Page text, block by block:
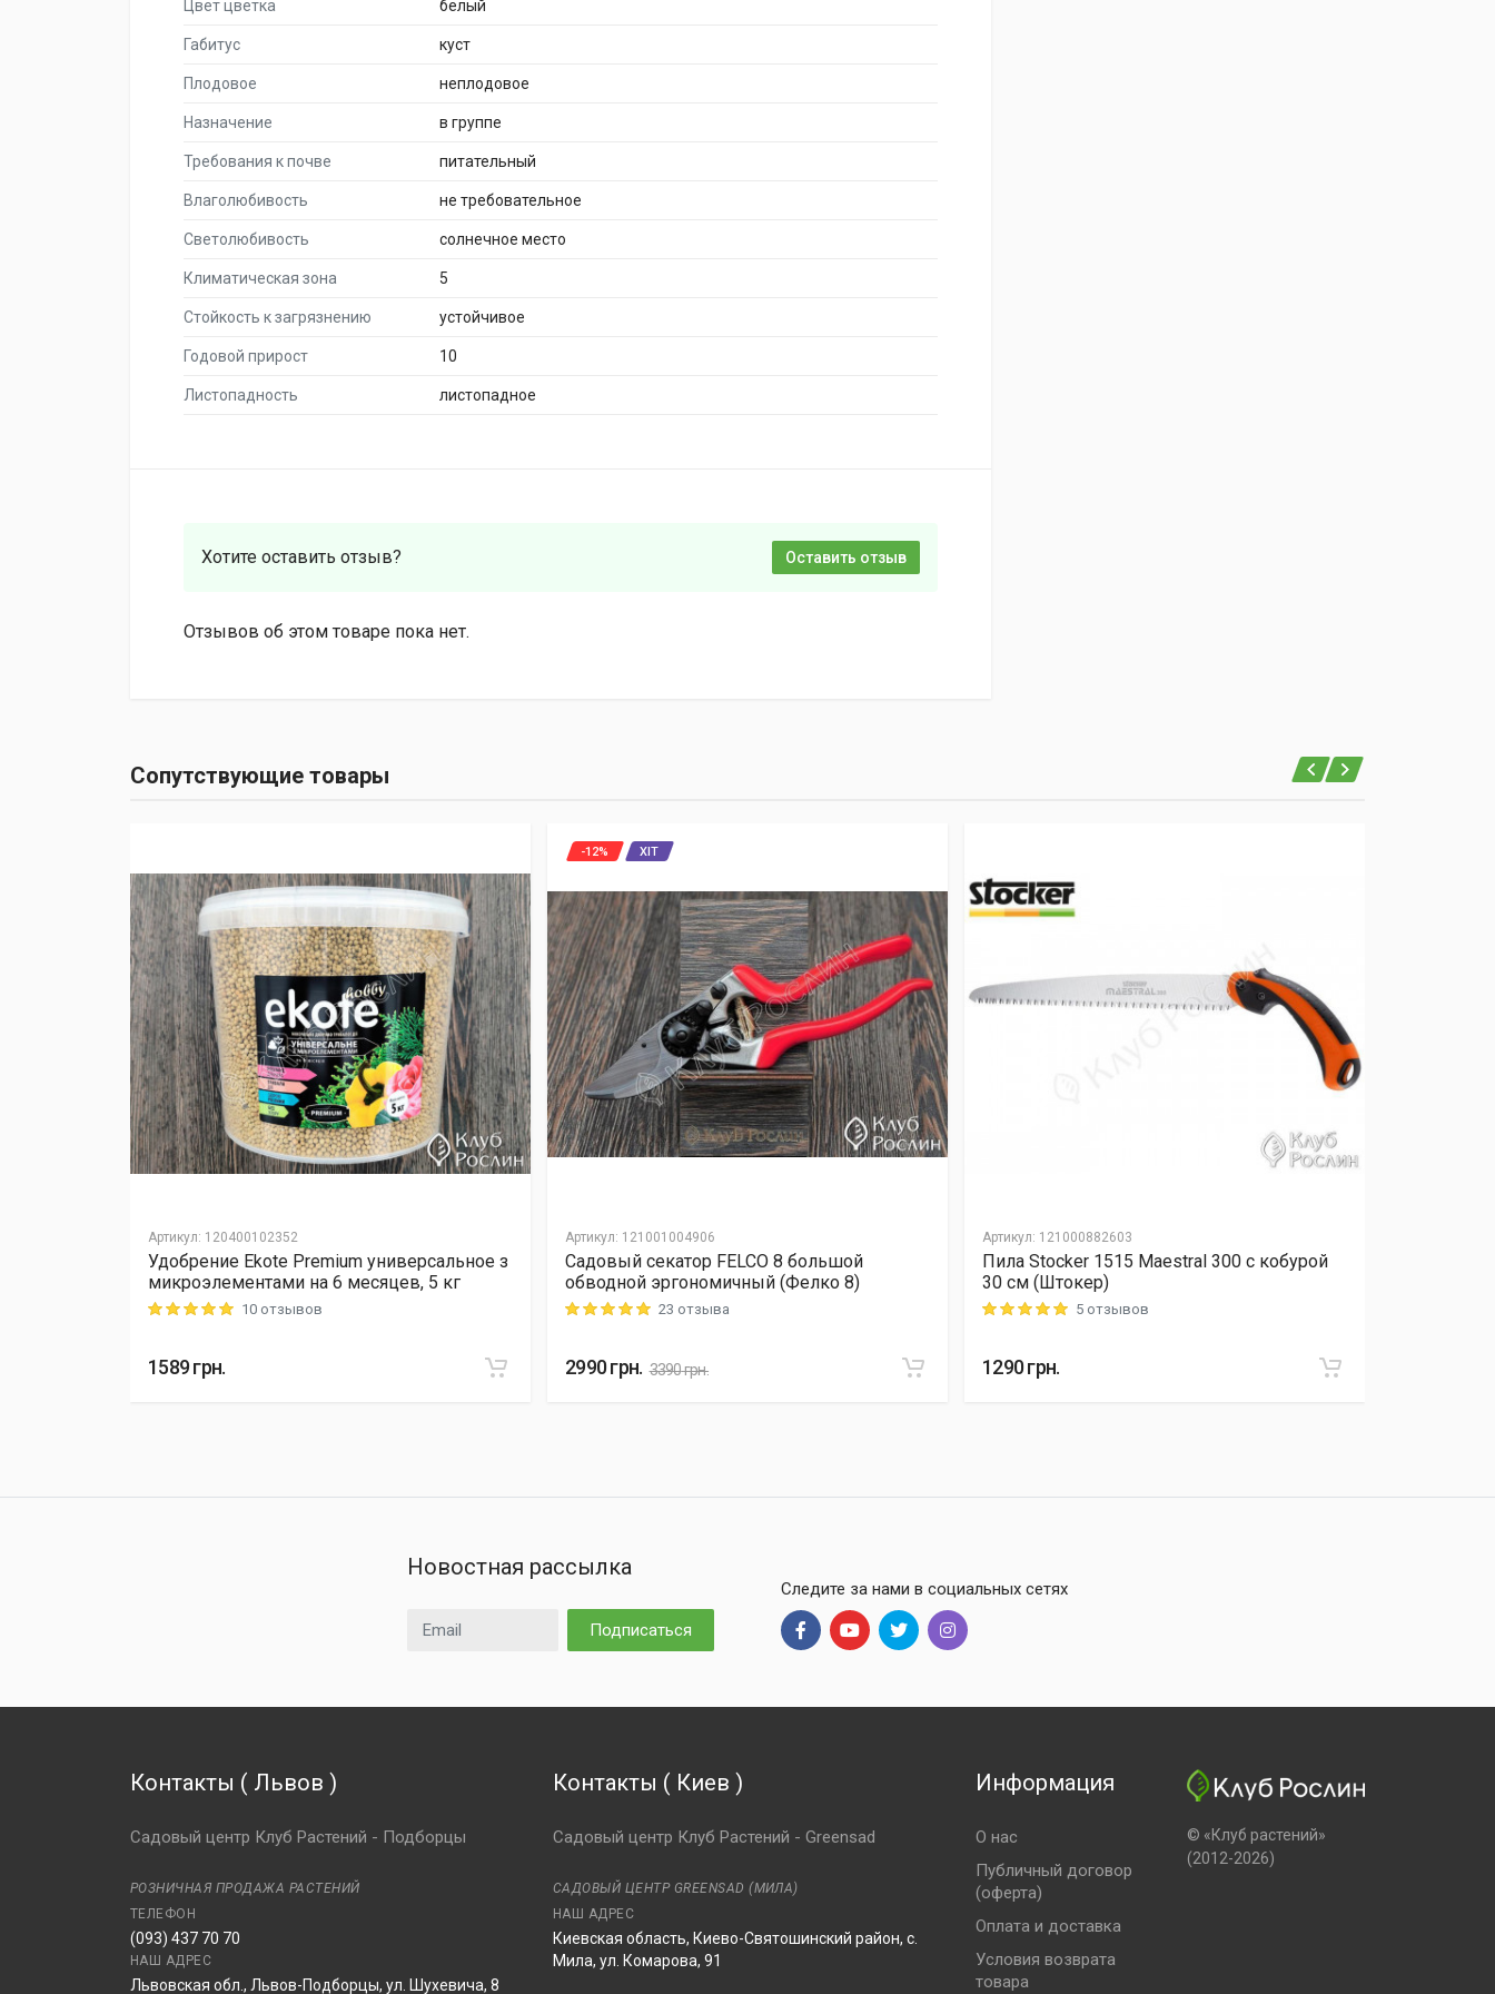
Цвет цветка белый
Габитус куст
Плодовое неплодовое
Назначение в группе
Требования к почве питательный
Влаголюбивость не требовательное
Светолюбивость солнечное место
Климатическая зона 5
Стойкость к загрязнению устойчивое
Годовой прирост 10
Листопадность листопадное
Хотите оставить отзыв? Оставить отзыв
Отзывов об этом товаре пока нет.
Сопутствующие товары
Артикул: 120400102352
Удобрение Ekote Premium универсальное з
микроэлементами на 6 месяцев, 5 кг
Rating: 5 out of 510 отзывов
1589грн.
Артикул: 121001004906
-12% ХІТ
Садовый секатор FELCO 8 большой
обводной эргономичный (Фелко 8)
Rating: 5 out of 523 отзыва
2990грн. 3390грн.
Артикул: 121000882603
Пила Stocker 1515 Maestral 300 с кобурой
30 см (Штокер)
Rating: 5 out of 55 отзывов
1290грн.
Новостная рассылка
Email адрес Подписаться
Следите за нами в социальных сетях
Контакты ( Львов )
Садовый центр Клуб Растений - Подборцы
РОЗНИЧНАЯ ПРОДАЖА РАСТЕНИЙ
ТЕЛЕФОН
(093) 437 70 70
НАШ АДРЕС
Львовская обл., Львов-Подборцы, ул. Шухевича, 8
Контакты ( Киев )
Садовый центр Клуб Растений - Greensad
САДОВЫЙ ЦЕНТР GREENSAD (МИЛА)
НАШ АДРЕС
Киевская область, Киево-Святошинский район, с.
Мила, ул. Комарова, 91
Информация
О нас
Публичный договор
(оферта)
Оплата и доставка
Условия возврата
товара
© «Клуб растений»
(2012-2026)